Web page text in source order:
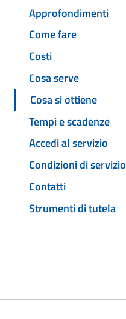
Approfondimenti
Come fare
Costi
Cosa serve
Cosa si ottiene
Tempi e scadenze
Accedi al servizio
Condizioni di servizio
Contatti
Strumenti di tutela